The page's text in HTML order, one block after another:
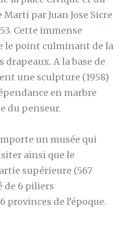
par Juan Jose Sicre
Cette immense
le point culminant de la
drapeaux. A la base de
une sculpture (1958)
en marbre
du penseur.
un musée qui
ainsi que le
supérieure (567
de 6 piliers
provinces de l’époque.